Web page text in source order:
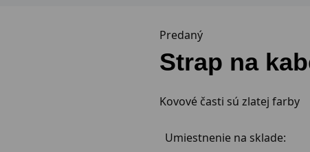
Predaný
Strap na
Kovové časti sú zlatej farby
Umiestnenie na sklade: